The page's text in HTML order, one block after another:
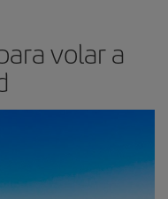
volar a